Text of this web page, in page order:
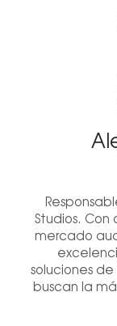
Studios.
mercado
soluciones
buscan la